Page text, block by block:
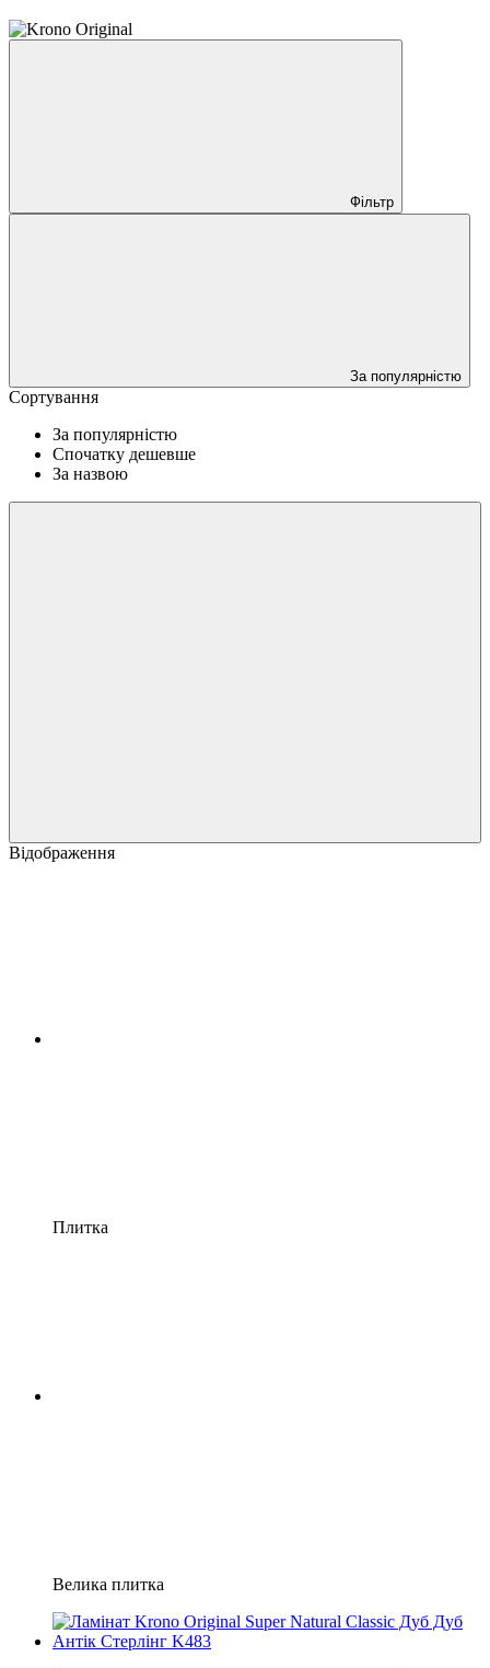
Фільтр
За популярністю
Сортування
За популярністю
Спочатку дешевше
За назвою
Відображення
Плитка
Велика плитка